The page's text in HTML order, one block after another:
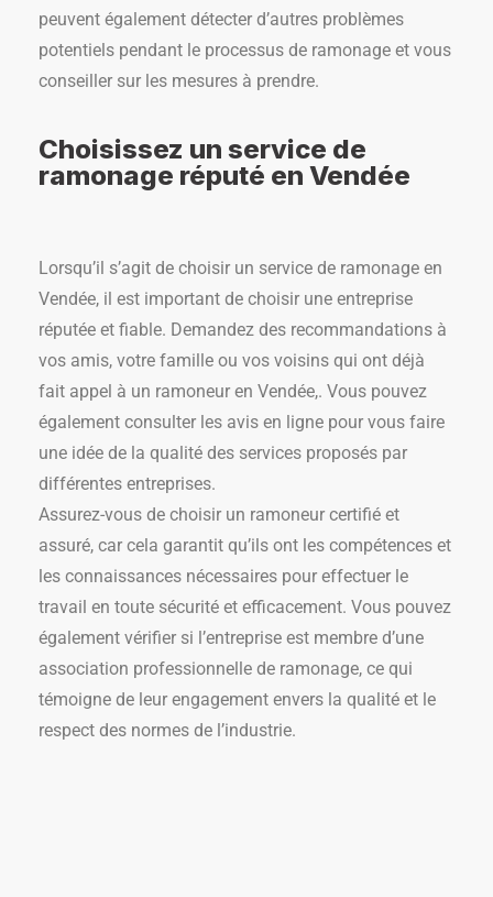
peuvent également détecter d’autres problèmes
potentiels pendant le processus de ramonage et vous
conseiller sur les mesures à prendre.
Choisissez un service de
ramonage réputé en Vendée
Lorsqu’il s’agit de choisir un service de ramonage en
Vendée, il est important de choisir une entreprise
réputée et fiable. Demandez des recommandations à
vos amis, votre famille ou vos voisins qui ont déjà
fait appel à un ramoneur en Vendée,. Vous pouvez
également consulter les avis en ligne pour vous faire
une idée de la qualité des services proposés par
différentes entreprises.
Assurez-vous de choisir un ramoneur certifié et
assuré, car cela garantit qu’ils ont les compétences et
les connaissances nécessaires pour effectuer le
travail en toute sécurité et efficacement. Vous pouvez
également vérifier si l’entreprise est membre d’une
association professionnelle de ramonage, ce qui
témoigne de leur engagement envers la qualité et le
respect des normes de l’industrie.